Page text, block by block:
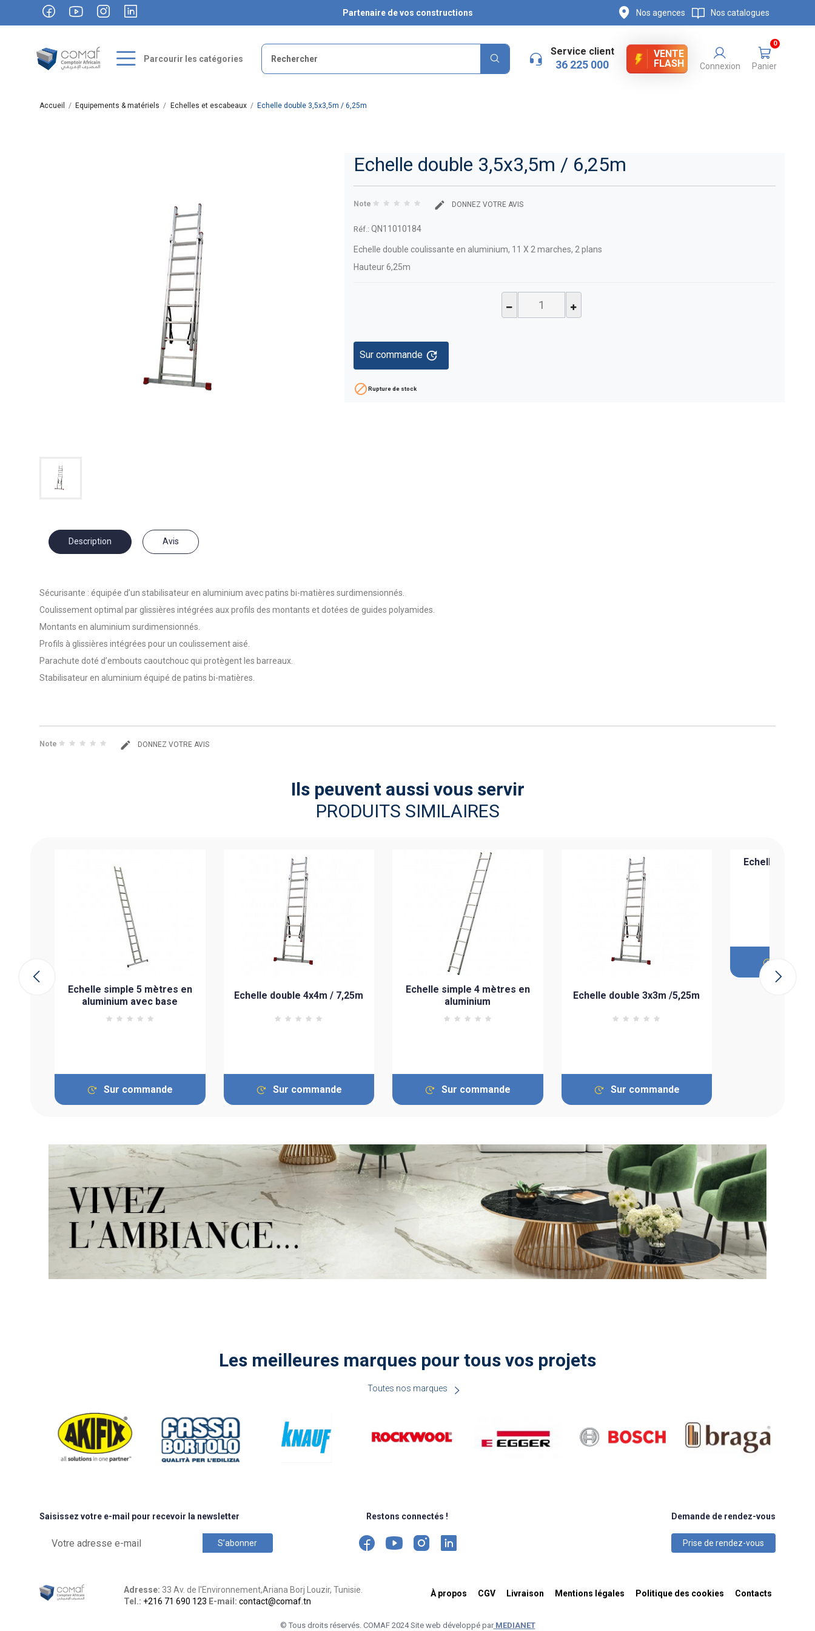
Partenaire de vos constructions Nos agences Nos catalogues
Parcourir les catégories
Service client
36 225 000
VENTE
FLASH
Connexion Panier
0
Accueil Equipements & matériels Echelles et escabeaux Echelle double 3,5x3,5m / 6,25m
Echelle double 3,5x3,5m / 6,25m
Note DONNEZ VOTRE AVIS
Réf.: QN11010184
Echelle double coulissante en aluminium, 11 X 2 marches, 2 plans
Hauteur 6,25m
Sur commande update
Rupture de stock
Description Avis
Sécurisante : équipée d’un stabilisateur en aluminium avec patins bi-matières surdimensionnés.
Coulissement optimal par glissières intégrées aux profils des montants et dotées de guides polyamides.
Montants en aluminium surdimensionnés.
Profils à glissières intégrées pour un coulissement aisé.
Parachute doté d’embouts caoutchouc qui protègent les barreaux.
Stabilisateur en aluminium équipé de patins bi-matières.
Note DONNEZ VOTRE AVIS
Ils peuvent aussi vous servir
PRODUITS SIMILAIRES
Echelle simple 5 mètres en
aluminium avec base
Sur commande
Echelle double 4x4m / 7,25m
Sur commande
Echelle simple 4 mètres en
aluminium
Sur commande
Echelle double 3x3m /5,25m
Sur commande
Echelle simple
Les meilleures marques pour tous vos projets
Toutes nos marques
Saisissez votre e-mail pour recevoir la newsletter Restons connectés ! Demande de rendez-vous
Prise de rendez-vous
Adresse: 33 Av. de l'Environnement,Ariana Borj Louzir, Tunisie.
Tel.: +216 71 690 123 E-mail: contact@comaf.tn
À propos CGV Livraison Mentions légales Politique des cookies Contacts
© Tous droits réservés. COMAF 2024 Site web développé parMEDIANET